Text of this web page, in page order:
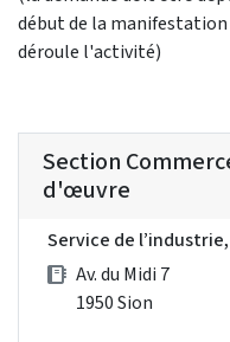
début de la manifestation
déroule l'activité)
Section
d'œuvre
Service de
Av. du Midi 7
1950 Sion